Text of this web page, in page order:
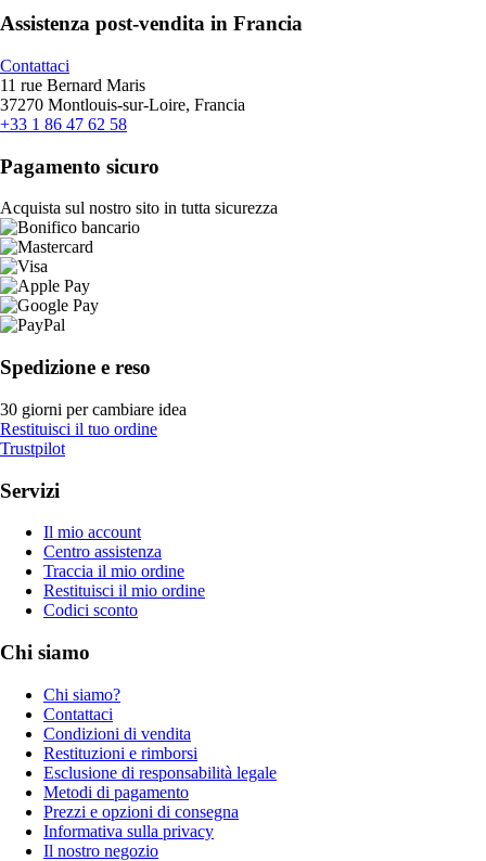
Assistenza post-vendita in Francia
Contattaci
11 rue Bernard Maris
37270 Montlouis-sur-Loire, Francia
+33 1 86 47 62 58
Pagamento sicuro
Acquista sul nostro sito in tutta sicurezza
Spedizione e reso
30 giorni per cambiare idea
Restituisci il tuo ordine
Trustpilot
Servizi
Il mio account
Centro assistenza
Traccia il mio ordine
Restituisci il mio ordine
Codici sconto
Chi siamo
Chi siamo?
Contattaci
Condizioni di vendita
Restituzioni e rimborsi
Esclusione di responsabilità legale
Metodi di pagamento
Prezzi e opzioni di consegna
Informativa sulla privacy
Il nostro negozio